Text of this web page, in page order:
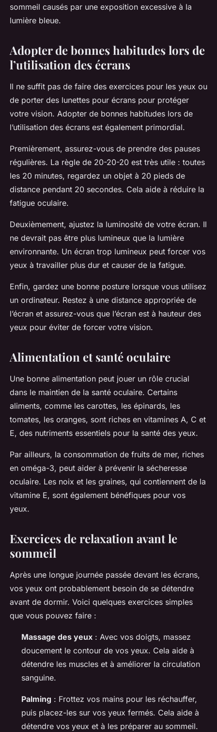
sommeil causés par une exposition excessive à la
lumière bleue.
Adopter de bonnes habitudes lors de
l’utilisation des écrans
Il ne suffit pas de faire des exercices pour les yeux ou
de porter des lunettes pour écrans pour protéger
votre vision. Adopter de bonnes habitudes lors de
l’utilisation des écrans est également primordial.
Premièrement, assurez-vous de prendre des pauses
régulières. La règle de 20-20-20 est très utile : toutes
les 20 minutes, regardez un objet à 20 pieds de
distance pendant 20 secondes. Cela aide à réduire la
fatigue oculaire.
Deuxièmement, ajustez la luminosité de votre écran. Il
ne devrait pas être plus lumineux que la lumière
environnante. Un écran trop lumineux peut forcer vos
yeux à travailler plus dur et causer de la fatigue.
Enfin, gardez une bonne posture lorsque vous utilisez
un ordinateur. Restez à une distance appropriée de
l’écran et assurez-vous que l’écran est à hauteur des
yeux pour éviter de forcer votre vision.
Alimentation et santé oculaire
Une bonne alimentation peut jouer un rôle crucial
dans le maintien de la santé oculaire. Certains
aliments, comme les carottes, les épinards, les
tomates, les oranges, sont riches en vitamines A, C et
E, des nutriments essentiels pour la santé des yeux.
Par ailleurs, la consommation de fruits de mer, riches
en oméga-3, peut aider à prévenir la sécheresse
oculaire. Les noix et les graines, qui contiennent de la
vitamine E, sont également bénéfiques pour vos
yeux.
Exercices de relaxation avant le
sommeil
Après une longue journée passée devant les écrans,
vos yeux ont probablement besoin de se détendre
avant de dormir. Voici quelques exercices simples
que vous pouvez faire :
Massage des yeux : Avec vos doigts, massez
doucement le contour de vos yeux. Cela aide à
détendre les muscles et à améliorer la circulation
sanguine.
Palming : Frottez vos mains pour les réchauffer,
puis placez-les sur vos yeux fermés. Cela aide à
détendre vos yeux et à les préparer au sommeil.